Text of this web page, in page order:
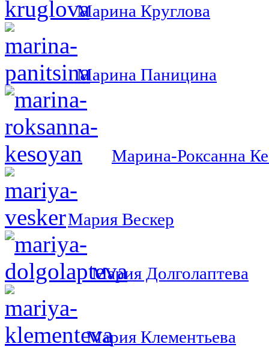
Марина Круглова
Марина Паницина
Марина-Роксанна
Мария Вескер
Мария Долголаптева
Мария Клементьева